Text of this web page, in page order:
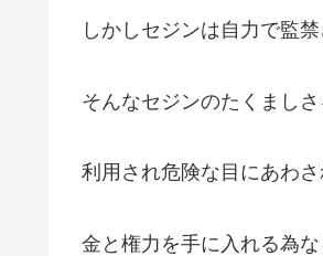
しかしセジンは自力で監
そんなセジンのたくまし
利用され危険な目にあわ
金と権力を手に入れる為